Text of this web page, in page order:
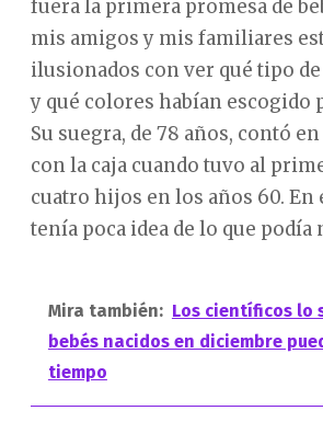
fuera la primera promesa de
mis amigos y mis familiares
ilusionados con ver qué tipo
y qué colores habían escogido
Su suegra, de 78 años, contó
con la caja cuando tuvo al
cuatro hijos en los años 60. En
tenía poca idea de lo que podía
Mira también: Los científicos lo
bebés nacidos en diciembre
tiempo